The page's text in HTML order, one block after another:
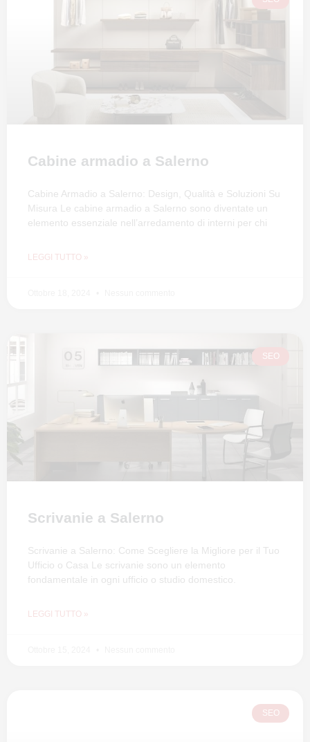
Cabine armadio a Salerno
Cabine Armadio a Salerno: Design, Qualità e Soluzioni Su
Misura Le cabine armadio a Salerno sono diventate un
elemento essenziale nell’arredamento di interni per chi
LEGGI TUTTO »
SEO
Scrivanie a Salerno
Scrivanie a Salerno: Come Scegliere la Migliore per il Tuo
Ufficio o Casa Le scrivanie sono un elemento
fondamentale in ogni ufficio o studio domestico.
LEGGI TUTTO »
SEO